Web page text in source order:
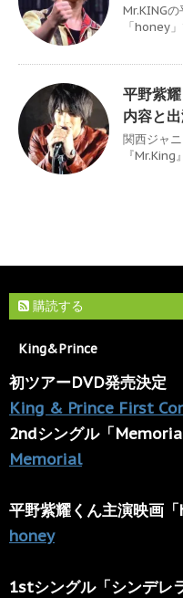
Mr.KING
「honey
平野紫
内容と
関西ジャ
『
購読する
King&Prince
初ツアーDVD発売決定
King & Prince First
2ndシングル「Memorial
Memorial
平野紫耀くん主演映画
honey
1stシングル「シンデレ